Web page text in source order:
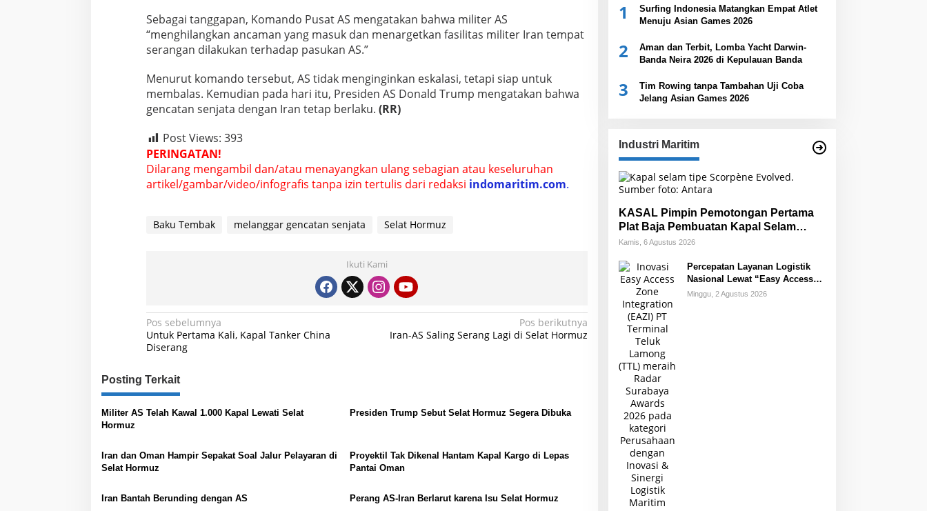
a
t
H
r
m
u
z
Sebagai tanggapan, Komando Pusat AS mengatakan bahwa militer AS
“menghilangkan ancaman yang masuk dan menargetkan fasilitas militer Iran tempat
serangan dilakukan terhadap pasukan AS.”
Menurut komando tersebut, AS tidak menginginkan eskalasi, tetapi siap untuk
membalas. Kemudian pada hari itu, Presiden AS Donald Trump mengatakan bahwa
gencatan senjata dengan Iran tetap berlaku. (RR)
Post Views: 393
PERINGATAN!
Dilarang mengambil dan/atau menayangkan ulang sebagian atau keseluruhan
artikel/gambar/video/infografis tanpa izin tertulis dari redaksi indomaritim.com.
Baku Tembak melanggar gencatan senjata Selat Hormuz
Ikuti Kami
N
a
i
a
i
o
Pos sebelumnya
Untuk Pertama Kali, Kapal Tanker China
Diserang
Pos berikutnya
Iran-AS Saling Serang Lagi di Selat Hormuz
Posting Terkait
Militer AS Telah Kawal 1.000 Kapal Lewati Selat
Hormuz
Presiden Trump Sebut Selat Hormuz Segera Dibuka
Iran dan Oman Hampir Sepakat Soal Jalur Pelayaran di
Selat Hormuz
Proyektil Tak Dikenal Hantam Kapal Kargo di Lepas
Pantai Oman
Iran Bantah Berunding dengan AS Perang AS-Iran Berlarut karena Isu Selat Hormuz
1
Surfing Indonesia Matangkan Empat Atlet
Menuju Asian Games 2026
2
Aman dan Terbit, Lomba Yacht Darwin-
Banda Neira 2026 di Kepulauan Banda
3
Tim Rowing tanpa Tambahan Uji Coba
Jelang Asian Games 2026
Industri Maritim
KASAL Pimpin Pemotongan Pertama
Plat Baja Pembuatan Kapal Selam
Scorpene
Kamis, 6 Agustus 2026
Percepatan Layanan Logistik
Nasional Lewat “Easy Access
Zone Integration”
Minggu, 2 Agustus 2026